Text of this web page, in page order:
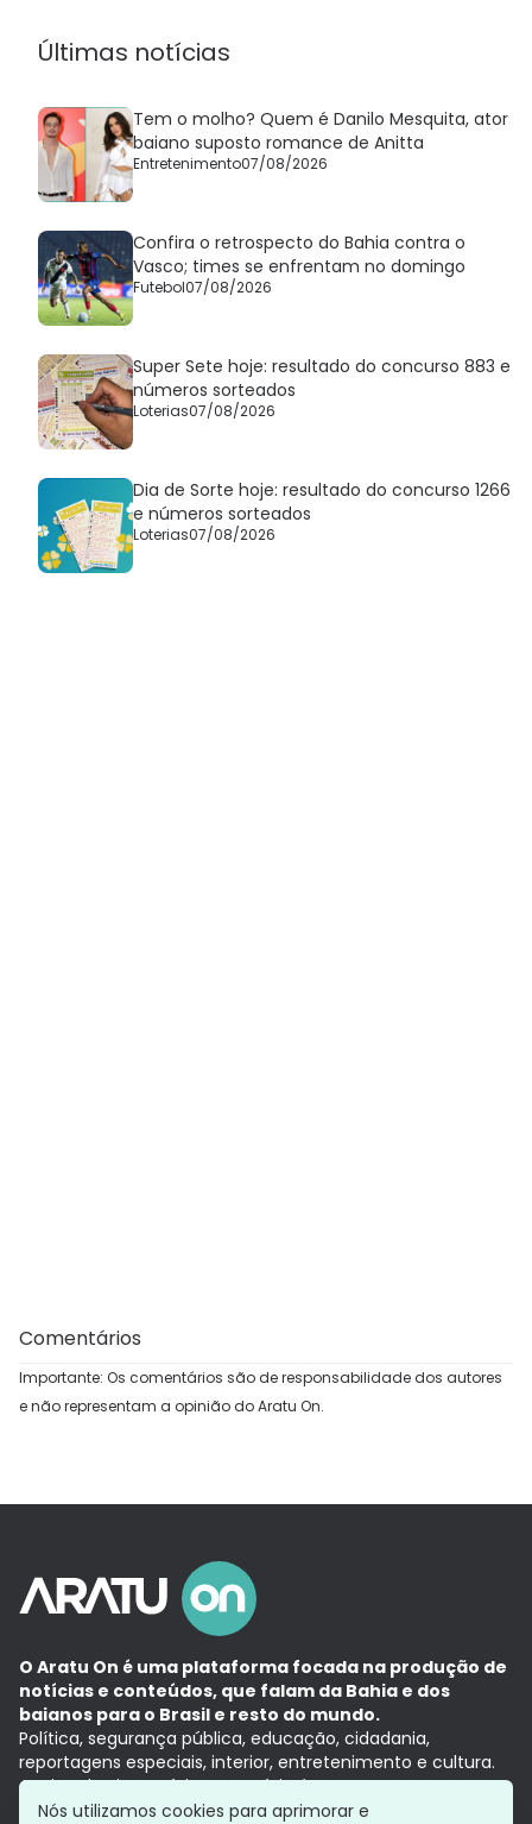
Últimas notícias
Tem o molho? Quem é Danilo Mesquita, ator
baiano suposto romance de Anitta
Entretenimento07/08/2026
Confira o retrospecto do Bahia contra o
Vasco; times se enfrentam no domingo
Futebol07/08/2026
Super Sete hoje: resultado do concurso 883 e
números sorteados
Loterias07/08/2026
Dia de Sorte hoje: resultado do concurso 1266
e números sorteados
Loterias07/08/2026
Comentários
Importante: Os comentários são de responsabilidade dos autores
e não representam a opinião do Aratu On.
O Aratu On é uma plataforma focada na produção de
notícias e conteúdos, que falam da Bahia e dos
baianos para o Brasil e resto do mundo.
Política, segurança pública, educação, cidadania,
reportagens especiais, interior, entretenimento e cultura.
Aqui, tudo vira notícia e a notícia é no tempo presente,
com a credibilidade do Grupo Aratu.
Nós utilizamos cookies para aprimorar e